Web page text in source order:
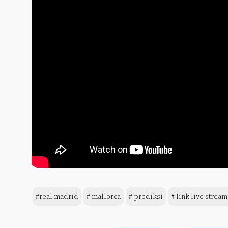
#real madrid # mallorca # prediksi # link live